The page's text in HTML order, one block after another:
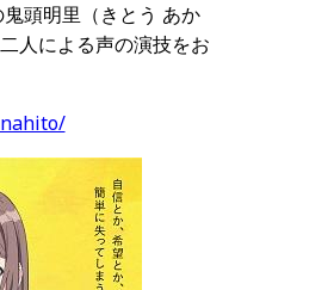
頭明里（きとう あか
人による声の演技をお